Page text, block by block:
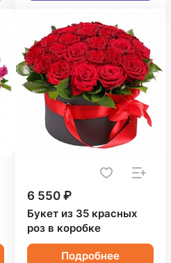
6 550 ₽
Букет из 35 красных
роз в коробке
Подробнее